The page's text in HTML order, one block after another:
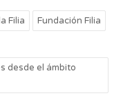
Filia Fundación Filia
desde el ámbito